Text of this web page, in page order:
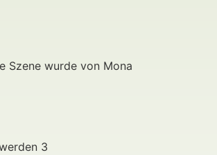
Szene wurde von Mona
3